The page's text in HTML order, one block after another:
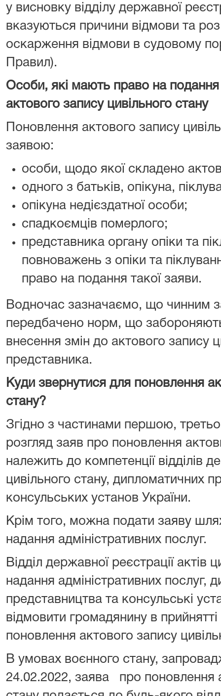
у висновку відділу державної
вказуються причини відмови та
оскарження відмови в судовому
Правил).
Особи, які мають право на
актового запису цивільного стану
Поновлення актового запису
заявою:
особи, щодо якої складено
одного з батьків, опікуна,
опікуна недієздатної особи;
спадкоємців померлого;
представника органу опіки та
повноважень з опіки та
право на подання такої заяви.
Водночас зазначаємо, що чинним
передбачено норм, що
внесення змін до актового запису
представника.
Куди звернутися для поновлення
стану?
Згідно з частинами першою,
розгляд заяв про поновлення
належить до компетенції відділів
цивільного стану, дипломатичних
консульських установ України.
Крім того, можна подати заяву
надання адміністративних послуг.
Відділ державної реєстрації актів
надання адміністративних послуг,
представництва та консульські
відмовити громадянину в
поновлення актового запису
В умовах воєнного стану,
24.02.2022, заява про поновлення